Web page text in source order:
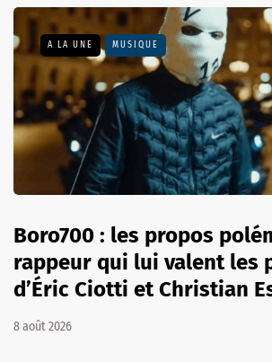
A LA UNE MUSIQUE
Boro700 : les propos
rappeur qui lui valent les
d’Éric Ciotti et Christian
8 août 2026